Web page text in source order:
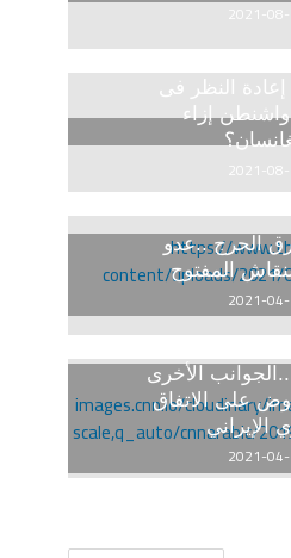
2021-
النظر فى
إزاء
2021-
الحرج ..عدو
المفتوح
2021-
..الجوانب الأخرى
على الاتفاق
الإيراني
2021-